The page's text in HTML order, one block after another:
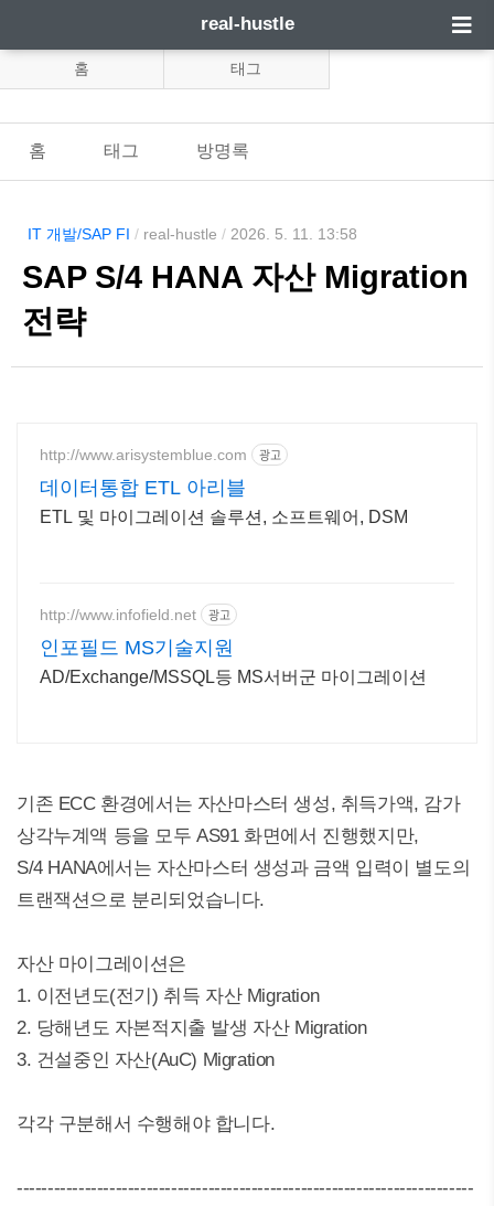
real-hustle
홈 태그
홈 태그 방명록
IT 개발/SAP FI / real-hustle / 2026. 5. 11. 13:58
SAP S/4 HANA 자산 Migration
전략
http://www.arisystemblue.com 광고
데이터통합 ETL 아리블
ETL 및 마이그레이션 솔루션, 소프트웨어, DSM
http://www.infofield.net 광고
인포필드 MS기술지원
AD/Exchange/MSSQL등 MS서버군 마이그레이션
기존 ECC 환경에서는 자산마스터 생성, 취득가액, 감가
상각누계액 등을 모두 AS91 화면에서 진행했지만,
S/4 HANA에서는 자산마스터 생성과 금액 입력이 별도의
트랜잭션으로 분리되었습니다.
자산 마이그레이션은
1. 이전년도(전기) 취득 자산 Migration
2. 당해년도 자본적지출 발생 자산 Migration
3. 건설중인 자산(AuC) Migration
각각 구분해서 수행해야 합니다.
--------------------------------------------------------------------------